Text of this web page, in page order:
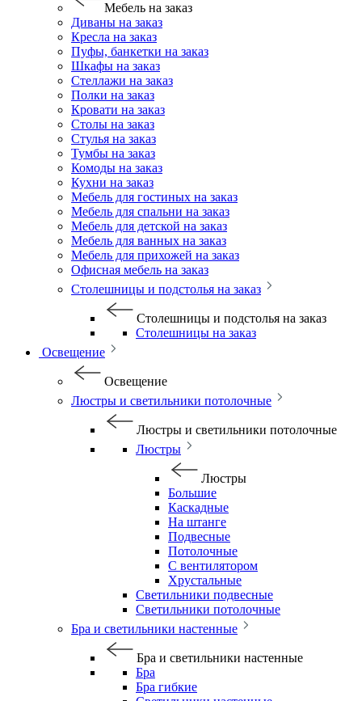
Мебель на заказ
Диваны на заказ
Кресла на заказ
Пуфы, банкетки на заказ
Шкафы на заказ
Стеллажи на заказ
Полки на заказ
Кровати на заказ
Столы на заказ
Стулья на заказ
Тумбы на заказ
Комоды на заказ
Кухни на заказ
Мебель для гостиных на заказ
Мебель для спальни на заказ
Мебель для детской на заказ
Мебель для ванных на заказ
Мебель для прихожей на заказ
Офисная мебель на заказ
Столешницы и подстолья на заказ
Столешницы и подстолья на заказ
Столешницы на заказ
Освещение
Освещение
Люстры и светильники потолочные
Люстры и светильники потолочные
Люстры
Люстры
Большие
Каскадные
На штанге
Подвесные
Потолочные
С вентилятором
Хрустальные
Светильники подвесные
Светильники потолочные
Бра и светильники настенные
Бра и светильники настенные
Бра
Бра гибкие